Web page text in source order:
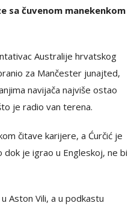
sa čuvenom manekenkom
Australije hrvatskog
za Mančester junajted,
navijača najviše ostao
je radio van terena.
čitave karijere, a Ćurčić je
je igrao u Engleskoj, ne bi
Aston Vili, a u podkastu